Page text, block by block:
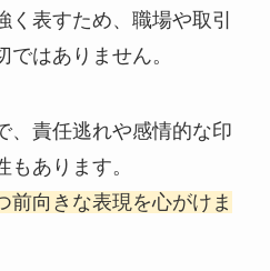
表すため、職場や取引
はありません。
、責任逃れや感情的な印
あります。
前向きな表現を心がけま